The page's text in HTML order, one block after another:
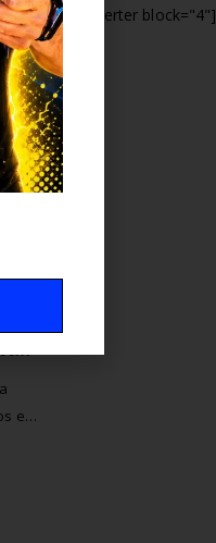
€ en
Cómo reclamar una multa de tráfico: motivos y procedimiento paso a paso
en
[adinserter block="4"]